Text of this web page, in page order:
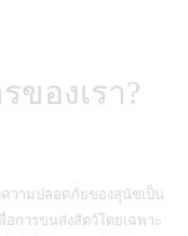
ของเรา?
วามปลอดภัยของสุนัขเป็น
การขนส่งสัตว์โดยเฉพาะ